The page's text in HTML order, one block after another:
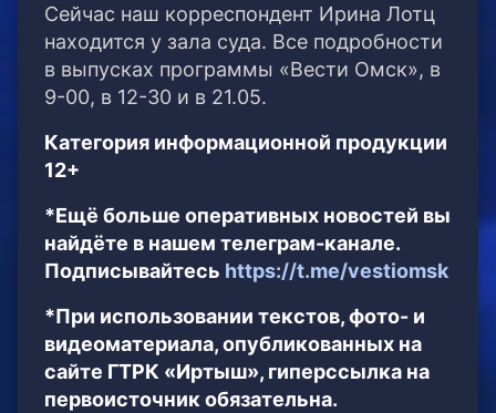
Сейчас наш корреспондент Ирина Лотц
находится у зала суда. Все подробности
в выпусках программы «Вести Омск», в
9-00, в 12-30 и в 21.05.
Категория информационной продукции
12+
*Ещё больше оперативных новостей вы
найдёте в нашем телеграм-канале.
Подписывайтесь https://t.me/vestiomsk
*При использовании текстов, фото- и
видеоматериала, опубликованных на
сайте ГТРК «Иртыш», гиперссылка на
первоисточник обязательна.